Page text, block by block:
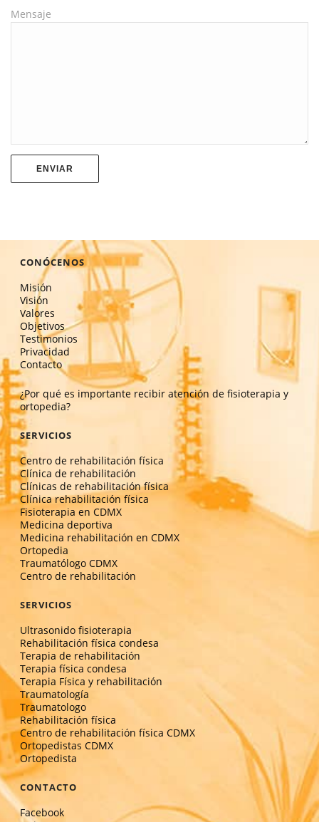
Mensaje
CONÓCENOS
Misión
Visión
Valores
Objetivos
Testimonios
Privacidad
Contacto
¿Por qué es importante recibir atención de fisioterapia y
ortopedia?
SERVICIOS
Centro de rehabilitación física
Clínica de rehabilitación
Clínicas de rehabilitación física
Clínica rehabilitación física
Fisioterapia en CDMX
Medicina deportiva
Medicina rehabilitación en CDMX
Ortopedia
Traumatólogo CDMX
Centro de rehabilitación
SERVICIOS
Ultrasonido fisioterapia
Rehabilitación física condesa
Terapia de rehabilitación
Terapia física condesa
Terapia Física y rehabilitación
Traumatología
Traumatologo
Rehabilitación física
Centro de rehabilitación física CDMX
Ortopedistas CDMX
Ortopedista
CONTACTO
Facebook